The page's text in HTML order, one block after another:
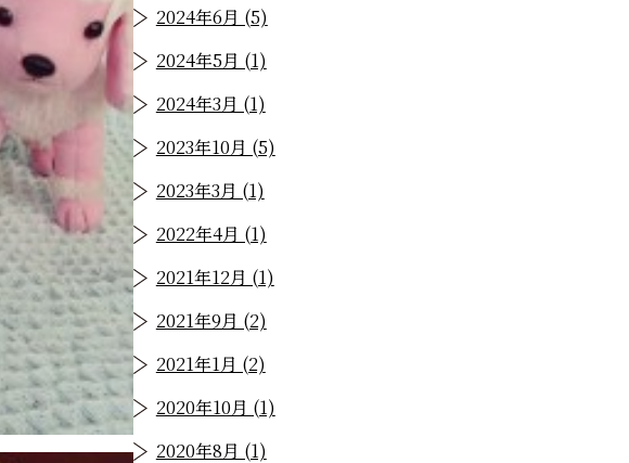
2024年6月 (5)
2024年5月 (1)
2024年3月 (1)
2023年10月 (5)
2023年3月 (1)
2022年4月 (1)
2021年12月 (1)
2021年9月 (2)
2021年1月 (2)
2020年10月 (1)
2020年8月 (1)